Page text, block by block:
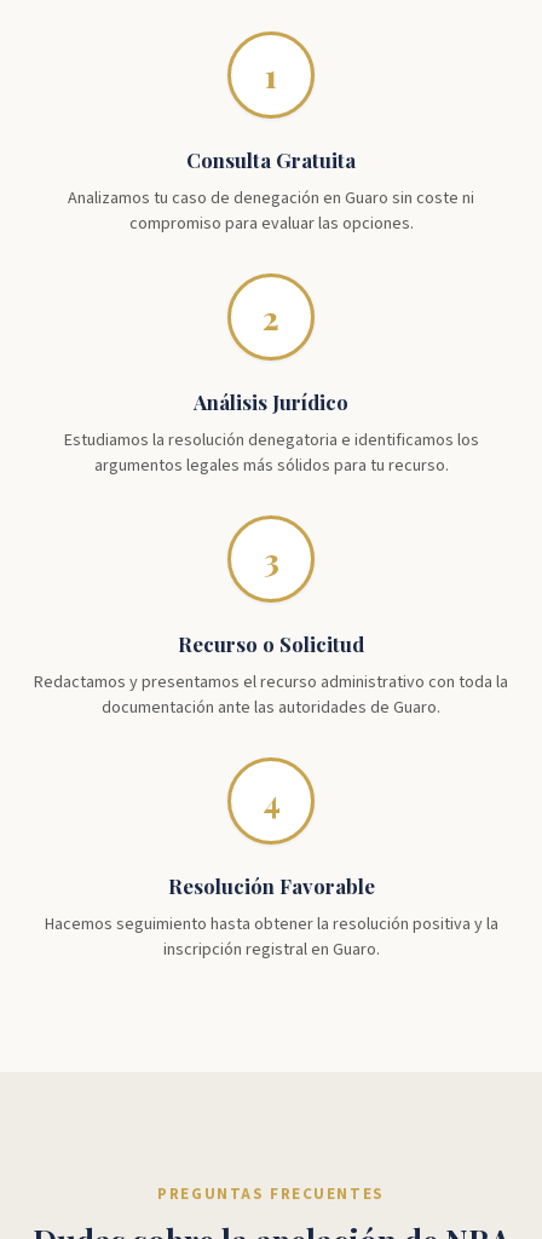
1
Consulta Gratuita
Analizamos tu caso de denegación en Guaro sin coste ni
compromiso para evaluar las opciones.
2
Análisis Jurídico
Estudiamos la resolución denegatoria e identificamos los
argumentos legales más sólidos para tu recurso.
3
Recurso o Solicitud
Redactamos y presentamos el recurso administrativo con toda la
documentación ante las autoridades de Guaro.
4
Resolución Favorable
Hacemos seguimiento hasta obtener la resolución positiva y la
inscripción registral en Guaro.
PREGUNTAS FRECUENTES